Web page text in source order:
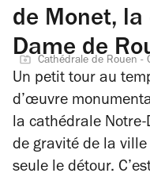
de Monet,
Dame de
Cathédrale de Rouen -
Un petit tour au
d’œuvre
la cathédrale Notre-
de gravité de la
seule le détour.